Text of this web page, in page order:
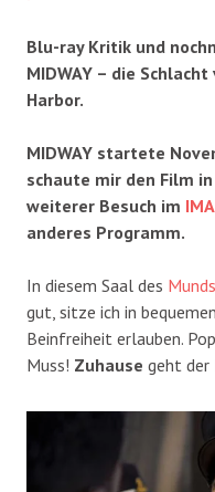
Blu-ray Kritik und
MIDWAY – die
Harbor.
MIDWAY startete
schaute mir den Film
weiterer Besuch im
anderes Programm.
In diesem Saal des
gut, sitze ich in
Beinfreiheit erlauben.
Muss! Zuhause geht der